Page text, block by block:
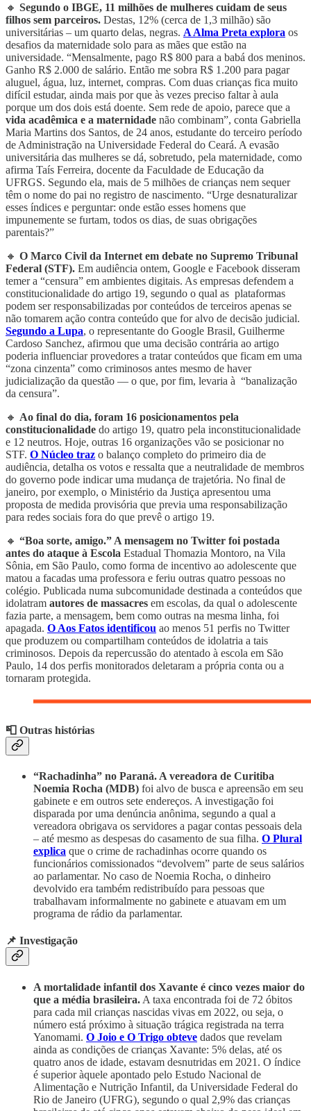
🔸 Segundo o IBGE, 11 milhões de mulheres cuidam de seus
filhos sem parceiros. Destas, 12% (cerca de 1,3 milhão) são
universitárias – um quarto delas, negras. A Alma Preta explora os
desafios da maternidade solo para as mães que estão na
universidade. “Mensalmente, pago R$ 800 para a babá dos meninos.
Ganho R$ 2.000 de salário. Então me sobra R$ 1.200 para pagar
aluguel, água, luz, internet, compras. Com duas crianças fica muito
difícil estudar, ainda mais por que às vezes preciso faltar à aula
porque um dos dois está doente. Sem rede de apoio, parece que a
vida acadêmica e a maternidade não combinam”, conta Gabriella
Maria Martins dos Santos, de 24 anos, estudante do terceiro período
de Administração na Universidade Federal do Ceará. A evasão
universitária das mulheres se dá, sobretudo, pela maternidade, como
afirma Taís Ferreira, docente da Faculdade de Educação da
UFRGS. Segundo ela, mais de 5 milhões de crianças nem sequer
têm o nome do pai no registro de nascimento. “Urge desnaturalizar
esses índices e perguntar: onde estão esses homens que
impunemente se furtam, todos os dias, de suas obrigações
parentais?”
🔸 O Marco Civil da Internet em debate no Supremo Tribunal
Federal (STF). Em audiência ontem, Google e Facebook disseram
temer a “censura” em ambientes digitais. As empresas defendem a
constitucionalidade do artigo 19, segundo o qual as plataformas
podem ser responsabilizadas por conteúdos de terceiros apenas se
não tomarem ação contra conteúdo que for alvo de decisão judicial.
Segundo a Lupa, o representante do Google Brasil, Guilherme
Cardoso Sanchez, afirmou que uma decisão contrária ao artigo
poderia influenciar provedores a tratar conteúdos que ficam em uma
“zona cinzenta” como criminosos antes mesmo de haver
judicialização da questão — o que, por fim, levaria à “banalização
da censura”.
🔸 Ao final do dia, foram 16 posicionamentos pela
constitucionalidade do artigo 19, quatro pela inconstitucionalidade
e 12 neutros. Hoje, outras 16 organizações vão se posicionar no
STF. O Núcleo traz o balanço completo do primeiro dia de
audiência, detalha os votos e ressalta que a neutralidade de membros
do governo pode indicar uma mudança de trajetória. No final de
janeiro, por exemplo, o Ministério da Justiça apresentou uma
proposta de medida provisória que previa uma responsabilização
para redes sociais fora do que prevê o artigo 19.
🔸 “Boa sorte, amigo.” A mensagem no Twitter foi postada
antes do ataque à Escola Estadual Thomazia Montoro, na Vila
Sônia, em São Paulo, como forma de incentivo ao adolescente que
matou a facadas uma professora e feriu outras quatro pessoas no
colégio. Publicada numa subcomunidade destinada a conteúdos que
idolatram autores de massacres em escolas, da qual o adolescente
fazia parte, a mensagem, bem como outras na mesma linha, foi
apagada. O Aos Fatos identificou ao menos 51 perfis no Twitter
que produzem ou compartilham conteúdos de idolatria a tais
criminosos. Depois da repercussão do atentado à escola em São
Paulo, 14 dos perfis monitorados deletaram a própria conta ou a
tornaram protegida.
📮 Outras histórias
“Rachadinha” no Paraná. A vereadora de Curitiba
Noemia Rocha (MDB) foi alvo de busca e apreensão em seu
gabinete e em outros sete endereços. A investigação foi
disparada por uma denúncia anônima, segundo a qual a
vereadora obrigava os servidores a pagar contas pessoais dela
– até mesmo as despesas do casamento de sua filha. O Plural
explica que o crime de rachadinhas ocorre quando os
funcionários comissionados “devolvem” parte de seus salários
ao parlamentar. No caso de Noemia Rocha, o dinheiro
devolvido era também redistribuído para pessoas que
trabalhavam informalmente no gabinete e atuavam em um
programa de rádio da parlamentar.
📌 Investigação
A mortalidade infantil dos Xavante é cinco vezes maior do
que a média brasileira. A taxa encontrada foi de 72 óbitos
para cada mil crianças nascidas vivas em 2022, ou seja, o
número está próximo à situação trágica registrada na terra
Yanomami. O Joio e O Trigo obteve dados que revelam
ainda as condições de crianças Xavante: 5% delas, até os
quatro anos de idade, estavam desnutridas em 2021. O índice
é superior àquele apontado pelo Estudo Nacional de
Alimentação e Nutrição Infantil, da Universidade Federal do
Rio de Janeiro (UFRG), segundo o qual 2,9% das crianças